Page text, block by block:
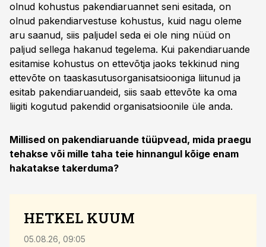
olnud kohustus pakendiaruannet seni esitada, on
olnud pakendiarvestuse kohustus, kuid nagu oleme
aru saanud, siis paljudel seda ei ole ning nüüd on
paljud sellega hakanud tegelema. Kui pakendiaruande
esitamise kohustus on ettevõtja jaoks tekkinud ning
ettevõte on taaskasutusorganisatsiooniga liitunud ja
esitab pakendiaruandeid, siis saab ettevõte ka oma
liigiti kogutud pakendid organisatsioonile üle anda.
Millised on pakendiaruande tüüpvead, mida praegu
tehakse või mille taha teie hinnangul kõige enam
hakatakse takerduma?
HETKEL KUUM
05.08.26, 09:05